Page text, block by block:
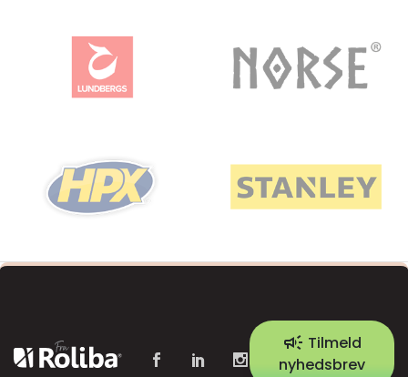
campaign Tilmeld
nyhedsbrev